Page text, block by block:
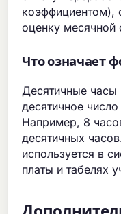
коэффициентом),
оценку месячной
Что означает
Десятичные
десятичное
Например, 8
десятичных
используется в
платы и табелях